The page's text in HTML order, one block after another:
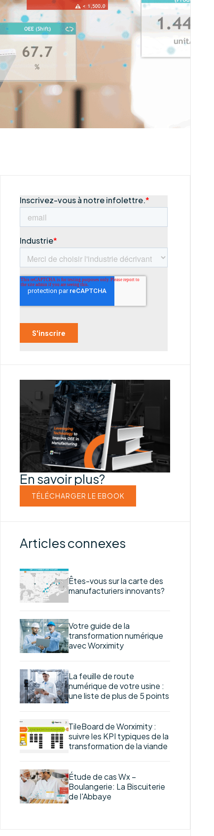
En savoir plus?
TÉLÉCHARGER LE EBOOK
Articles connexes
Êtes-vous sur la carte des
manufacturiers innovants?
Votre guide de la
transformation numérique
avec Worximity
La feuille de route
numérique de votre usine :
une liste de plus de 5 points
TileBoard de Worximity :
suivre les KPI typiques de la
transformation de la viande
Étude de cas Wx –
Boulangerie: La Biscuiterie
de l'Abbaye